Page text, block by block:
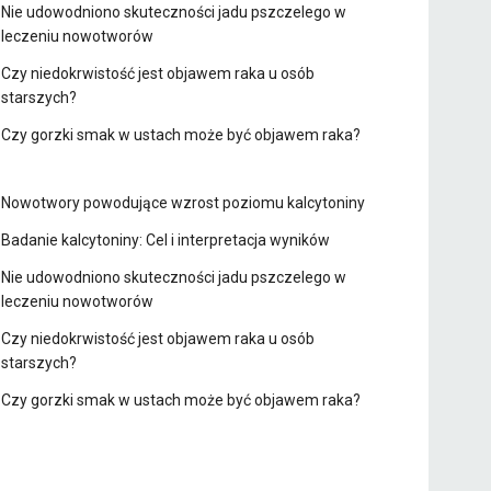
Nie udowodniono skuteczności jadu pszczelego w
leczeniu nowotworów
Czy niedokrwistość jest objawem raka u osób
starszych?
Czy gorzki smak w ustach może być objawem raka?
Nowotwory powodujące wzrost poziomu kalcytoniny
Badanie kalcytoniny: Cel i interpretacja wyników
Nie udowodniono skuteczności jadu pszczelego w
leczeniu nowotworów
Czy niedokrwistość jest objawem raka u osób
starszych?
Czy gorzki smak w ustach może być objawem raka?